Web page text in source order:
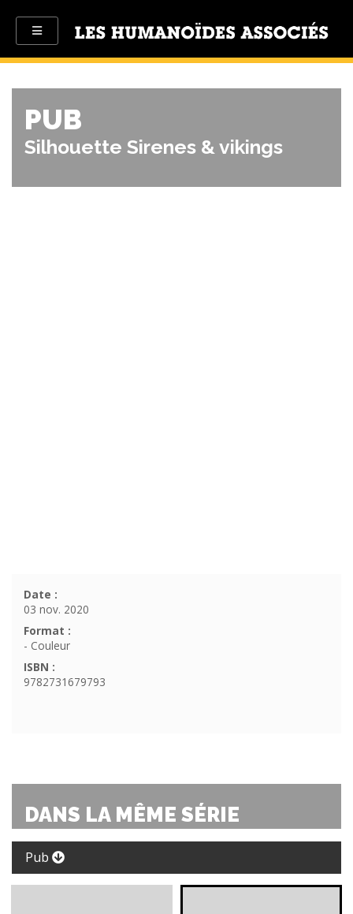
PUB
Silhouette Sirenes & vikings
Date :
03 nov. 2020
Format :
- Couleur
ISBN :
9782731679793
DANS LA MÊME SÉRIE
Pub